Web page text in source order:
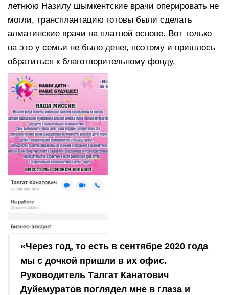
летнюю Назилу шымкентские врачи оперировать не
могли, трансплантацию готовы были сделать
алматинские врачи на платной основе. Вот только
на это у семьи не было денег, поэтому и пришлось
обратиться к благотворительному фонду.
«Через год, то есть в сентябре 2020 года
мы с дочкой пришли в их офис.
Руководитель Талгат Канатович
Дуйемуратов поглядел мне в глаза и